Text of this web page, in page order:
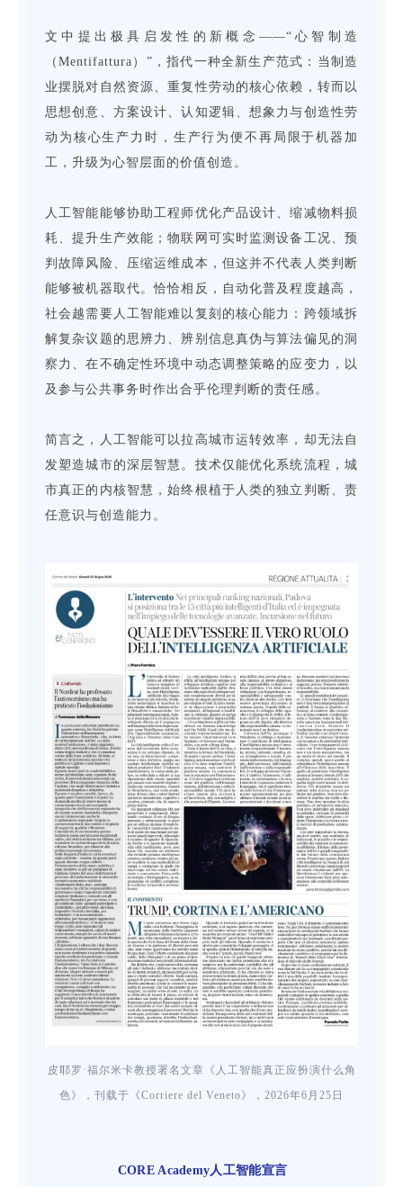
文中提出极具启发性的新概念——“心智制造
（Mentifattura）”，指代一种全新生产范式：当制造
业摆脱对自然资源、重复性劳动的核心依赖，转而以
思想创意、方案设计、认知逻辑、想象力与创造性劳
动为核心生产力时，生产行为便不再局限于机器加
工，升级为心智层面的价值创造。
人工智能能够协助工程师优化产品设计、缩减物料损
耗、提升生产效能；物联网可实时监测设备工况、预
判故障风险、压缩运维成本，但这并不代表人类判断
能够被机器取代。恰恰相反，自动化普及程度越高，
社会越需要人工智能难以复刻的核心能力：跨领域拆
解复杂议题的思辨力、辨别信息真伪与算法偏见的洞
察力、在不确定性环境中动态调整策略的应变力，以
及参与公共事务时作出合乎伦理判断的责任感。
简言之，人工智能可以拉高城市运转效率，却无法自
发塑造城市的深层智慧。技术仅能优化系统流程，城
市真正的内核智慧，始终根植于人类的独立判断、责
任意识与创造能力。
皮耶罗·福尔米卡教授署名文章《人工智能真正应扮演什么角
色》，刊载于《Corriere del Veneto》，2026年6月25日
CORE Academy人工智能宣言